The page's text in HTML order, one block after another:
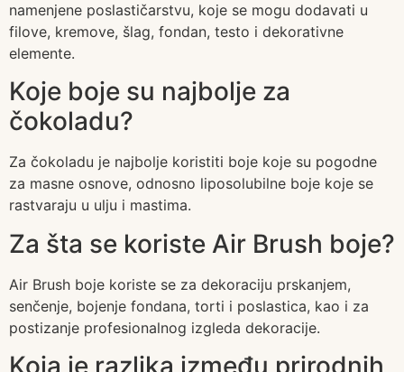
namenjene poslastičarstvu, koje se mogu dodavati u
filove, kremove, šlag, fondan, testo i dekorativne
elemente.
Koje boje su najbolje za
čokoladu?
Za čokoladu je najbolje koristiti boje koje su pogodne
za masne osnove, odnosno liposolubilne boje koje se
rastvaraju u ulju i mastima.
Za šta se koriste Air Brush boje?
Air Brush boje koriste se za dekoraciju prskanjem,
senčenje, bojenje fondana, torti i poslastica, kao i za
postizanje profesionalnog izgleda dekoracije.